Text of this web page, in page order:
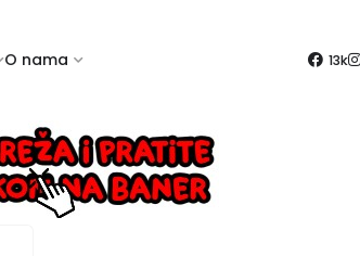
O nama 13k